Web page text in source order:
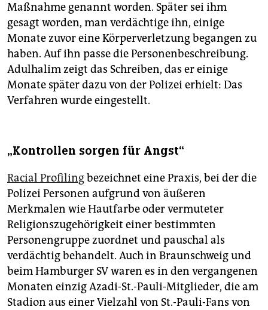
Maßnahme genannt worden. Später sei ihm
gesagt worden, man verdächtige ihn, einige
Monate zuvor eine Körperverletzung begangen zu
haben. Auf ihn passe die Personenbeschreibung.
Adulhalim zeigt das Schreiben, das er einige
Monate später dazu von der Polizei erhielt: Das
Verfahren wurde eingestellt.
„Kontrollen sorgen für Angst“
Racial Profilingbezeichnet eine Praxis, bei der die
Polizei Personen aufgrund von äußeren
Merkmalen wie Hautfarbe oder vermuteter
Religionszugehörigkeit einer bestimmten
Personengruppe zuordnet und pauschal als
verdächtig behandelt. Auch in Braunschweig und
beim Hamburger SV waren es in den vergangenen
Monaten einzig Azadi-St.-Pauli-Mitglieder, die am
Stadion aus einer Vielzahl von St.-Pauli-Fans von